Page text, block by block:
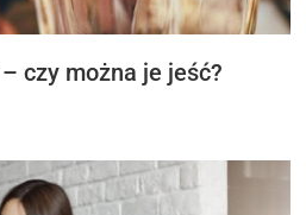
czy można je jeść?